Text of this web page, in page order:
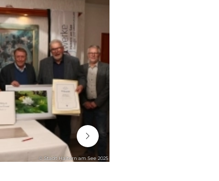
© Stadt Haltern am See 2025